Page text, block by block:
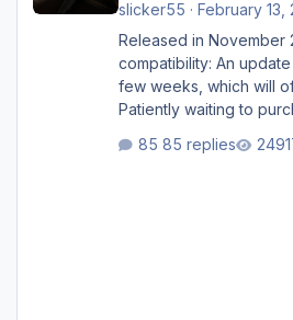
slicker55 · February 13,
Released in November 2024 ...
compatibility: An
few weeks, which will
Patiently waiting to
85 replies